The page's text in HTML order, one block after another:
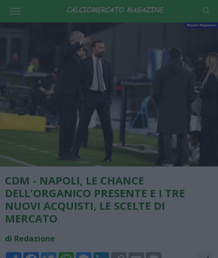
CDM - NAPOLI, LE CHANCE
DELL'ORGANICO PRESENTE E I TRE
NUOVI ACQUISTI, LE SCELTE DI
MERCATO
di Redazione
Share FacebookTwitterWhatsAppMessengerLinkedInCopy
Email